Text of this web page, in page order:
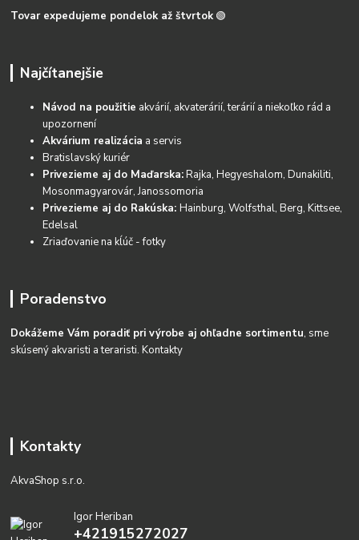
Tovar expedujeme pondelok až štvrtok 🟢
Najčítanejšie
Návod na použitie akvárií, akvaterárií, terárií a niekoľko rád a
upozornení
Akvárium realizácia a servis
Bratislavský kuriér
Privezieme aj do Maďarska:Rajka, Hegyeshalom, Dunakiliti,
Mosonmagyarovár, Janossomoria
Privezieme aj do Rakúska:Hainburg, Wolfsthal, Berg, Kittsee,
Edelsal
Zriaďovanie na kĺúč - fotky
Poradenstvo
Dokážeme Vám poradiť pri výrobe aj ohľadne sortimentu, sme
skúsený akvaristi a teraristi.Kontakty
Kontakty
AkvaShop s.r.o.
Igor Heriban
+421915272027